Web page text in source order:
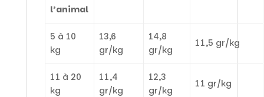
l’animal
5 à 10
kg
13,6
gr/kg
14,8
gr/kg
11,5 gr/kg
11 à 20
kg
11,4
gr/kg
12,3
gr/kg
11 gr/kg